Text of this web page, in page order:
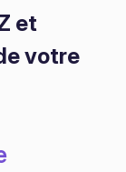
et
votre